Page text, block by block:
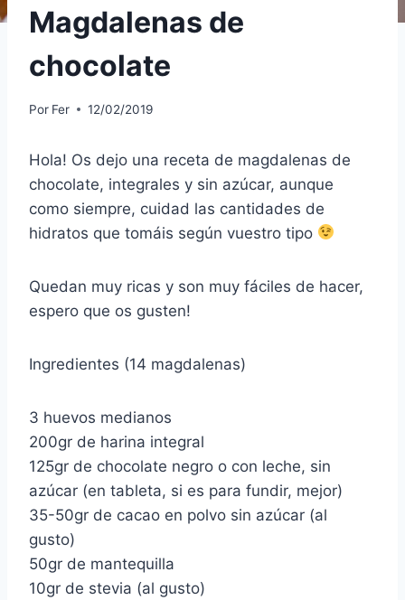
Magdalenas de
chocolate
Por Fer 12/02/2019
Hola! Os dejo una receta de magdalenas de
chocolate, integrales y sin azúcar, aunque
como siempre, cuidad las cantidades de
hidratos que tomáis según vuestro tipo
Quedan muy ricas y son muy fáciles de hacer,
espero que os gusten!
Ingredientes (14 magdalenas)
3 huevos medianos
200gr de harina integral
125gr de chocolate negro o con leche, sin
azúcar (en tableta, si es para fundir, mejor)
35-50gr de cacao en polvo sin azúcar (al
gusto)
50gr de mantequilla
10gr de stevia (al gusto)